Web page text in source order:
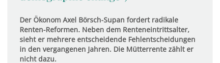
Der Ökonom Axel Börsch-Supan fordert radikale
Renten-Reformen. Neben dem Renteneintrittsalter,
sieht er mehrere entscheidende Fehlentscheidungen
in den vergangenen Jahren. Die Mütterrente zählt er
nicht dazu.